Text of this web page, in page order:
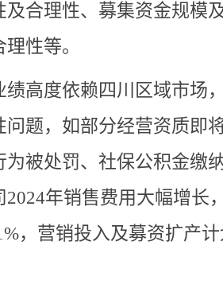
及合理性、募集资金规模
性等。
绩高度依赖四川区域市场
问题，如部分经营资质即
为被处罚、社保公积金缴
2024年销售费用大幅增长
，营销投入及募资扩产